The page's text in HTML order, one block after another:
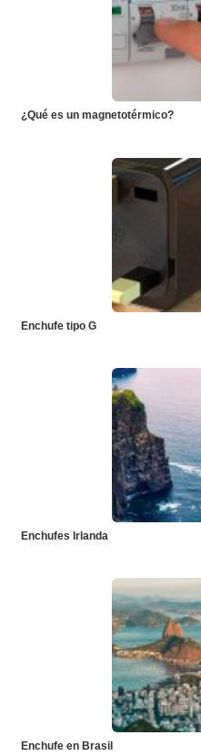
¿Qué es un magnetotérmico?
Enchufe tipo G
Enchufes Irlanda
Enchufe en Brasil